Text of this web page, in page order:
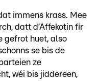
immens krass. Mee
datt d’Affekotin fir
gefrot huet, also
se bis de
ze
wéi bis jiddereen,